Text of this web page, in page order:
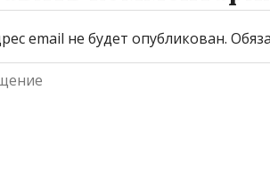
email не будет опубликован.